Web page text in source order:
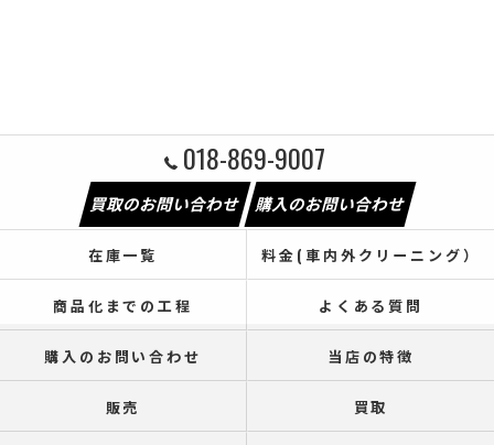
018-869-9007
買取のお問い合わせ 購入のお問い合わせ
在庫一覧 料金(車内外クリーニング）
商品化までの工程 よくある質問
購入のお問い合わせ 当店の特徴
販売 買取